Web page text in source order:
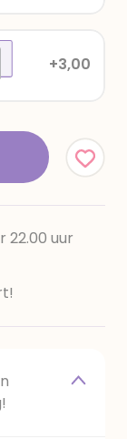
+3,00
22.00 uur